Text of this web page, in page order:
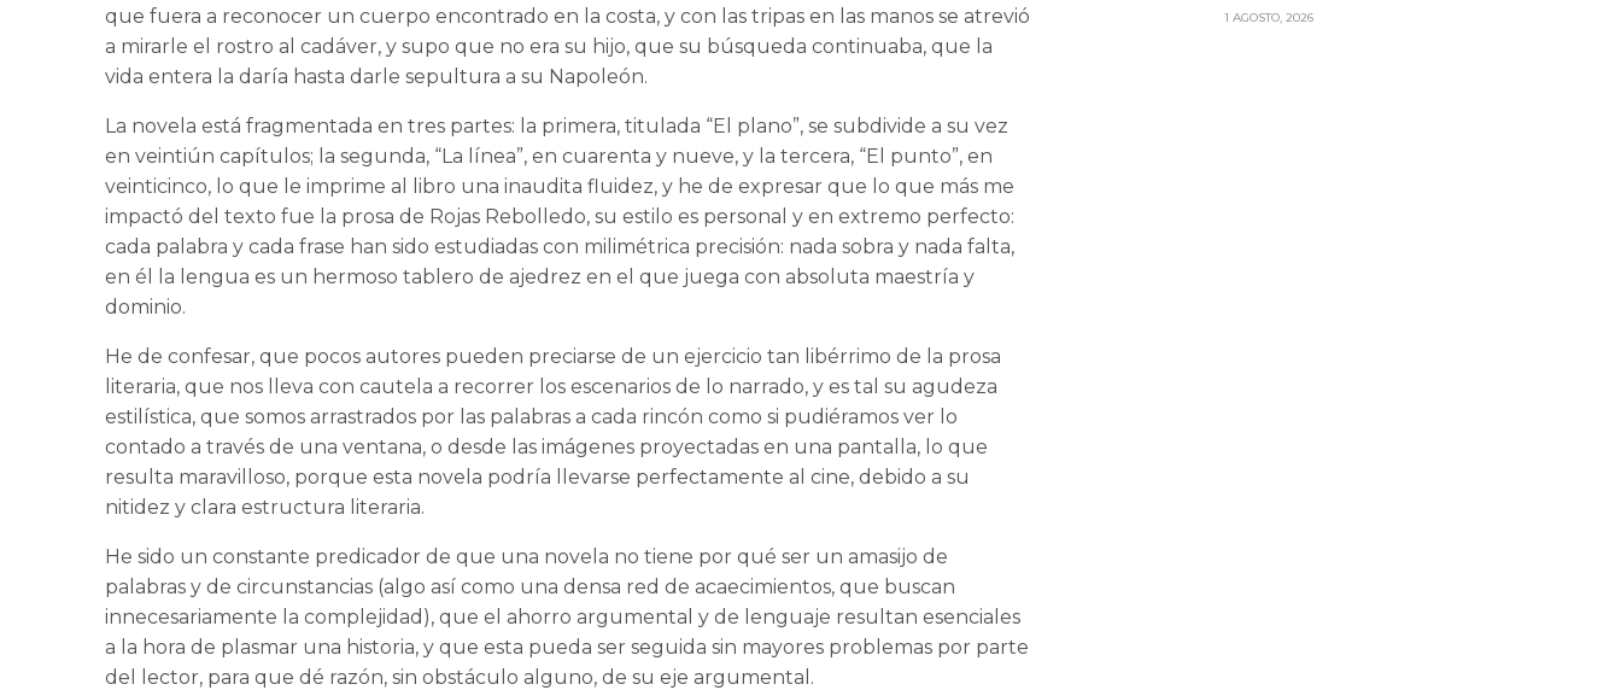
que fuera a reconocer un cuerpo encontrado en la costa, y con las tripas en las manos se atrevió
a mirarle el rostro al cadáver, y supo que no era su hijo, que su búsqueda continuaba, que la
vida entera la daría hasta darle sepultura a su Napoleón.
La novela está fragmentada en tres partes: la primera, titulada “El plano”, se subdivide a su vez
en veintiún capítulos; la segunda, “La línea”, en cuarenta y nueve, y la tercera, “El punto”, en
veinticinco, lo que le imprime al libro una inaudita fluidez, y he de expresar que lo que más me
impactó del texto fue la prosa de Rojas Rebolledo, su estilo es personal y en extremo perfecto:
cada palabra y cada frase han sido estudiadas con milimétrica precisión: nada sobra y nada falta,
en él la lengua es un hermoso tablero de ajedrez en el que juega con absoluta maestría y
dominio.
He de confesar, que pocos autores pueden preciarse de un ejercicio tan libérrimo de la prosa
literaria, que nos lleva con cautela a recorrer los escenarios de lo narrado, y es tal su agudeza
estilística, que somos arrastrados por las palabras a cada rincón como si pudiéramos ver lo
contado a través de una ventana, o desde las imágenes proyectadas en una pantalla, lo que
resulta maravilloso, porque esta novela podría llevarse perfectamente al cine, debido a su
nitidez y clara estructura literaria.
He sido un constante predicador de que una novela no tiene por qué ser un amasijo de
palabras y de circunstancias (algo así como una densa red de acaecimientos, que buscan
innecesariamente la complejidad), que el ahorro argumental y de lenguaje resultan esenciales
a la hora de plasmar una historia, y que esta pueda ser seguida sin mayores problemas por parte
del lector, para que dé razón, sin obstáculo alguno, de su eje argumental.
1 AGOSTO, 2026